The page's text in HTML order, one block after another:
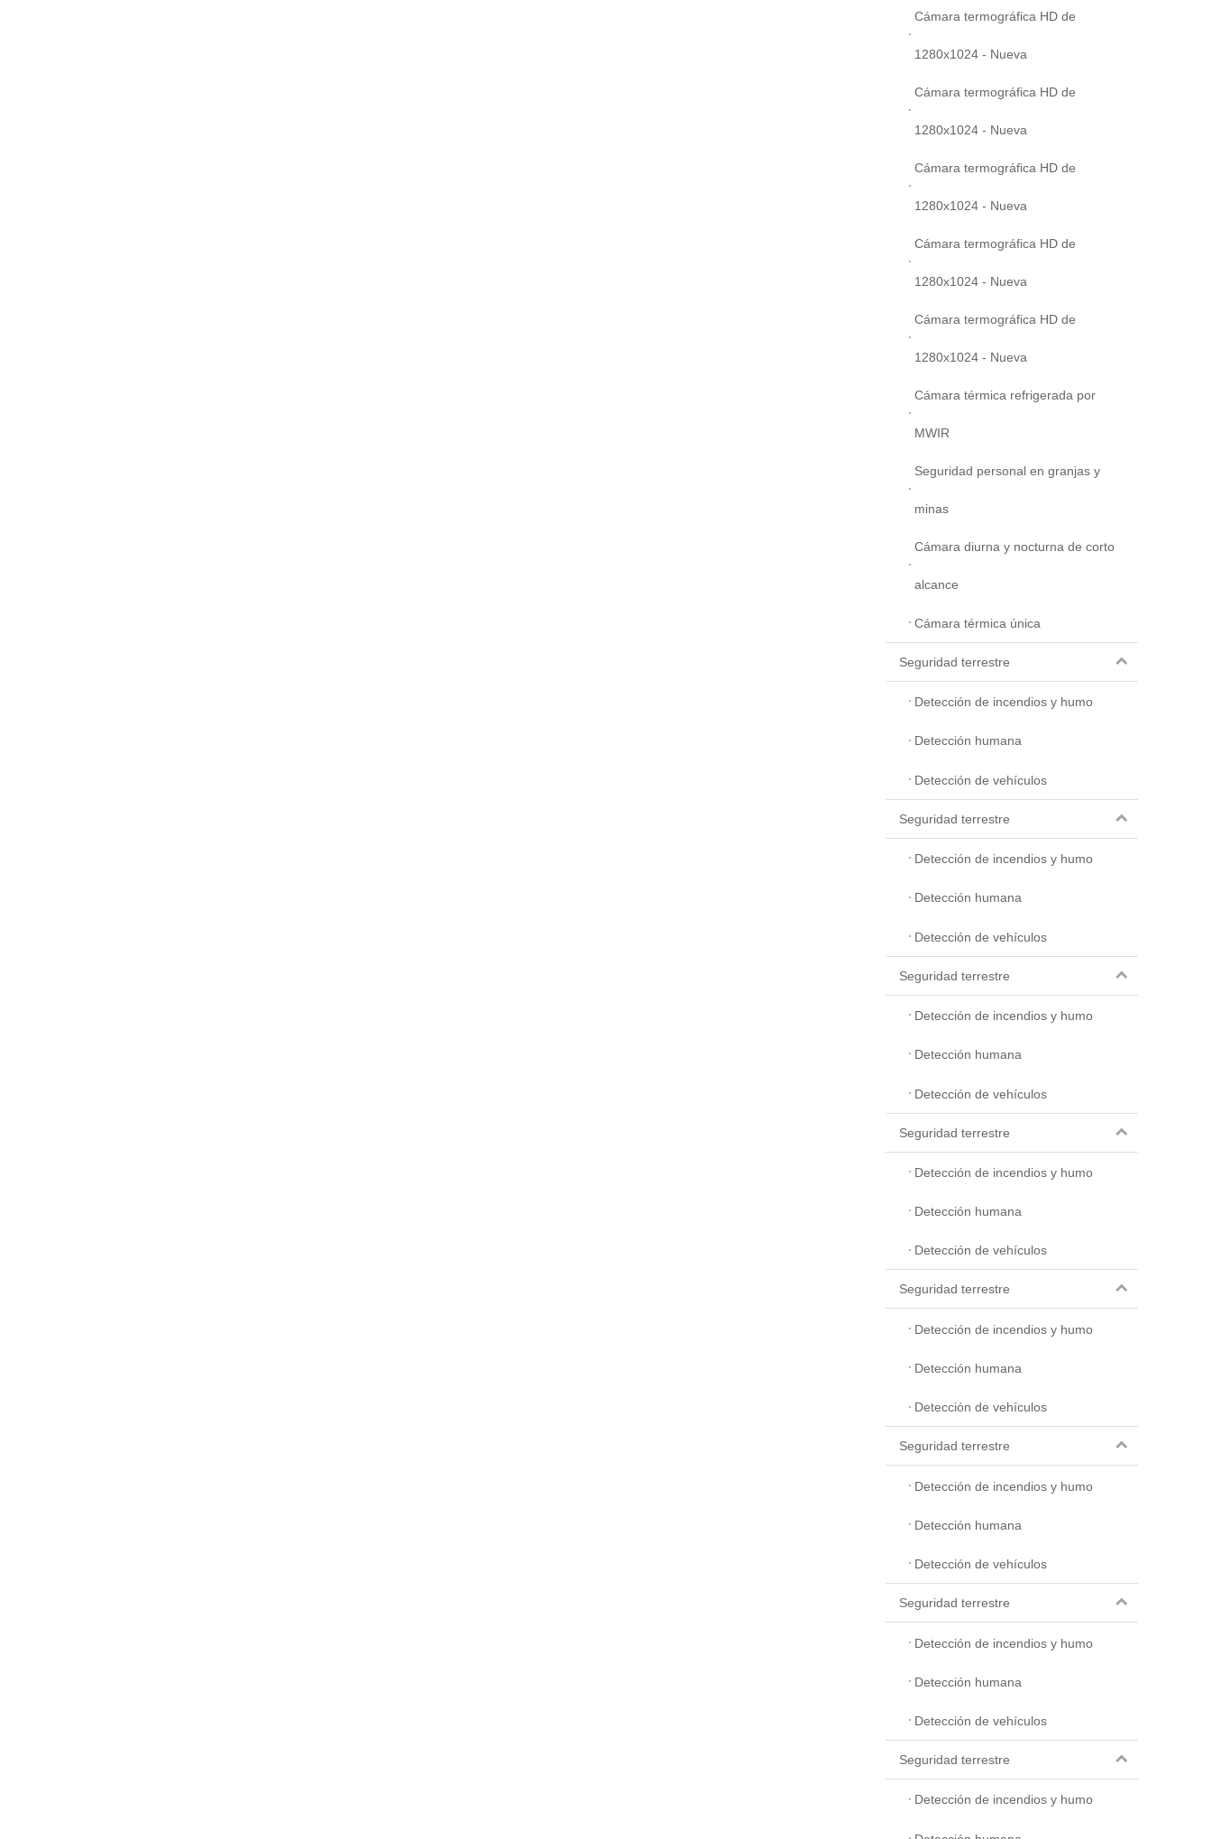
Cámara termográfica HD de
1280x1024 - Nueva
Cámara termográfica HD de
1280x1024 - Nueva
Cámara termográfica HD de
1280x1024 - Nueva
Cámara termográfica HD de
1280x1024 - Nueva
Cámara termográfica HD de
1280x1024 - Nueva
Cámara térmica refrigerada por
MWIR
Seguridad personal en granjas y
minas
Cámara diurna y nocturna de corto
alcance
Cámara térmica única
Seguridad terrestre
Detección de incendios y humo
Detección humana
Detección de vehículos
Seguridad terrestre
Detección de incendios y humo
Detección humana
Detección de vehículos
Seguridad terrestre
Detección de incendios y humo
Detección humana
Detección de vehículos
Seguridad terrestre
Detección de incendios y humo
Detección humana
Detección de vehículos
Seguridad terrestre
Detección de incendios y humo
Detección humana
Detección de vehículos
Seguridad terrestre
Detección de incendios y humo
Detección humana
Detección de vehículos
Seguridad terrestre
Detección de incendios y humo
Detección humana
Detección de vehículos
Seguridad terrestre
Detección de incendios y humo